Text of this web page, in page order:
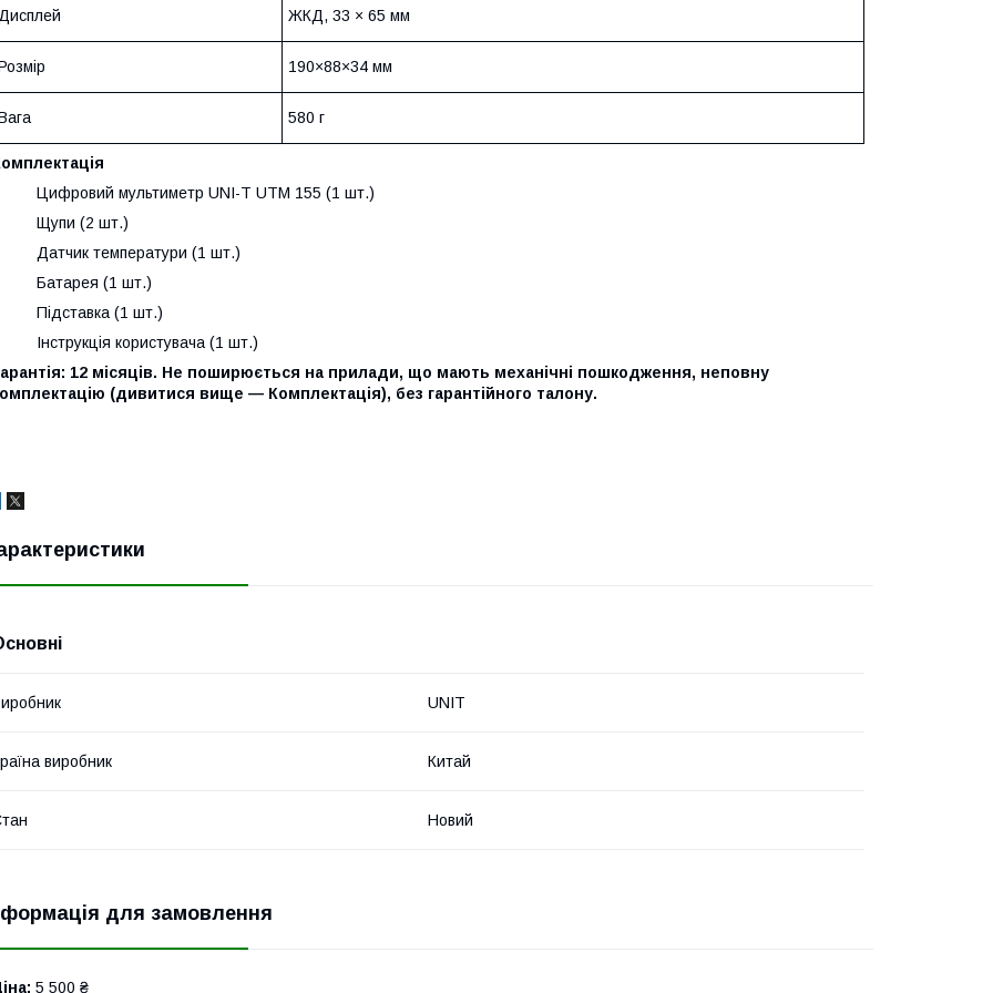
Дисплей ЖКД, 33 × 65 мм
190×88×34 мм
580 г
Цифровий мультиметр UNI-T UTM 155 (1 шт.)
Щупи (2 шт.)
Датчик температури (1 шт.)
Батарея (1 шт.)
Підставка (1 шт.)
Інструкція користувача (1 шт.)
12 місяців. Не поширюється на прилади, що мають механічні пошкодження, неповну
(дивитися вище — Комплектація), без гарантійного талону.
UNIT
виробник Китай
Новий
для замовлення
5 500 ₴